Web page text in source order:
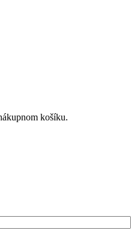
košíku.